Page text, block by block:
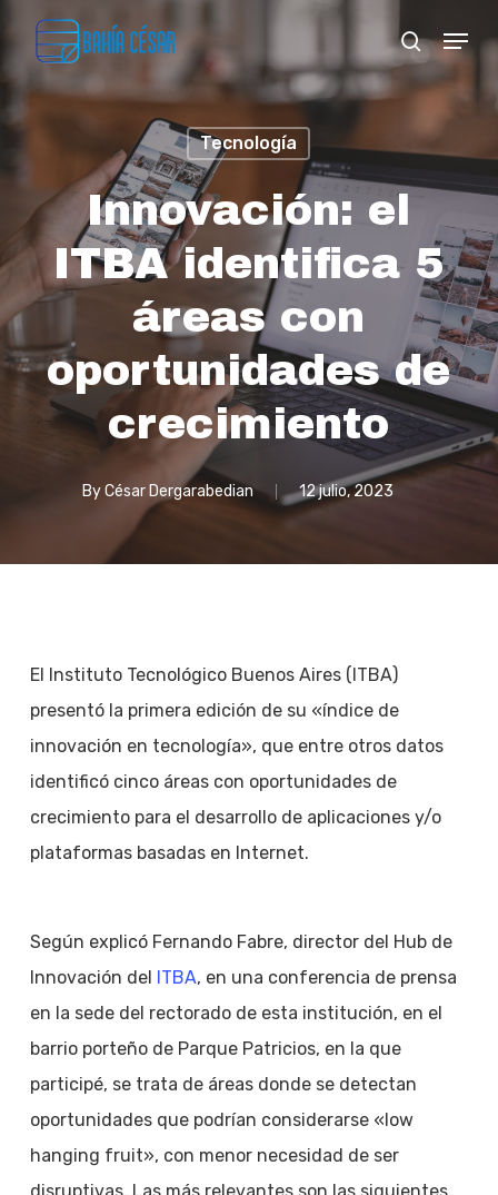
main
content
search
Menu
Tecnología
Innovación: el
ITBA identifica 5
áreas con
oportunidades de
crecimiento
ByCésar Dergarabedian 12 julio, 2023
El Instituto Tecnológico Buenos Aires (ITBA)
presentó la primera edición de su «índice de
innovación en tecnología», que entre otros datos
identificó cinco áreas con oportunidades de
crecimiento para el desarrollo de aplicaciones y/o
plataformas basadas en Internet.
Según explicó Fernando Fabre, director del Hub de
Innovación del ITBA, en una conferencia de prensa
en la sede del rectorado de esta institución, en el
barrio porteño de Parque Patricios, en la que
participé, se trata de áreas donde se detectan
oportunidades que podrían considerarse «low
hanging fruit», con menor necesidad de ser
Close